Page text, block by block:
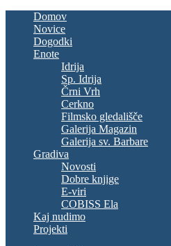
Domov
Novice
Dogodki
Enote
Idrija
Sp. Idrija
Črni Vrh
Cerkno
Filmsko gledališče
Galerija Magazin
Galerija sv. Barbare
Gradiva
Novosti
Dobre knjige
E-viri
COBISS Ela
Kaj nudimo
Projekti